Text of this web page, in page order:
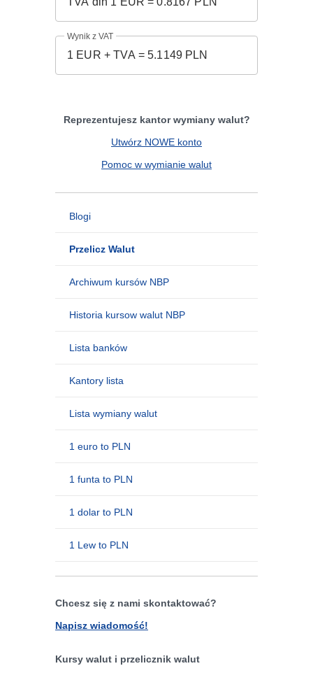
Wynik z VAT
Reprezentujesz kantor wymiany walut?
Utwórz NOWE konto
Pomoc w wymianie walut
Blogi
Przelicz Walut
Archiwum kursów NBP
Historia kursow walut NBP
Lista banków
Kantory lista
Lista wymiany walut
1 euro to PLN
1 funta to PLN
1 dolar to PLN
1 Lew to PLN
Chcesz się z nami skontaktować?
Napisz wiadomość!
Kursy walut i przelicznik walut